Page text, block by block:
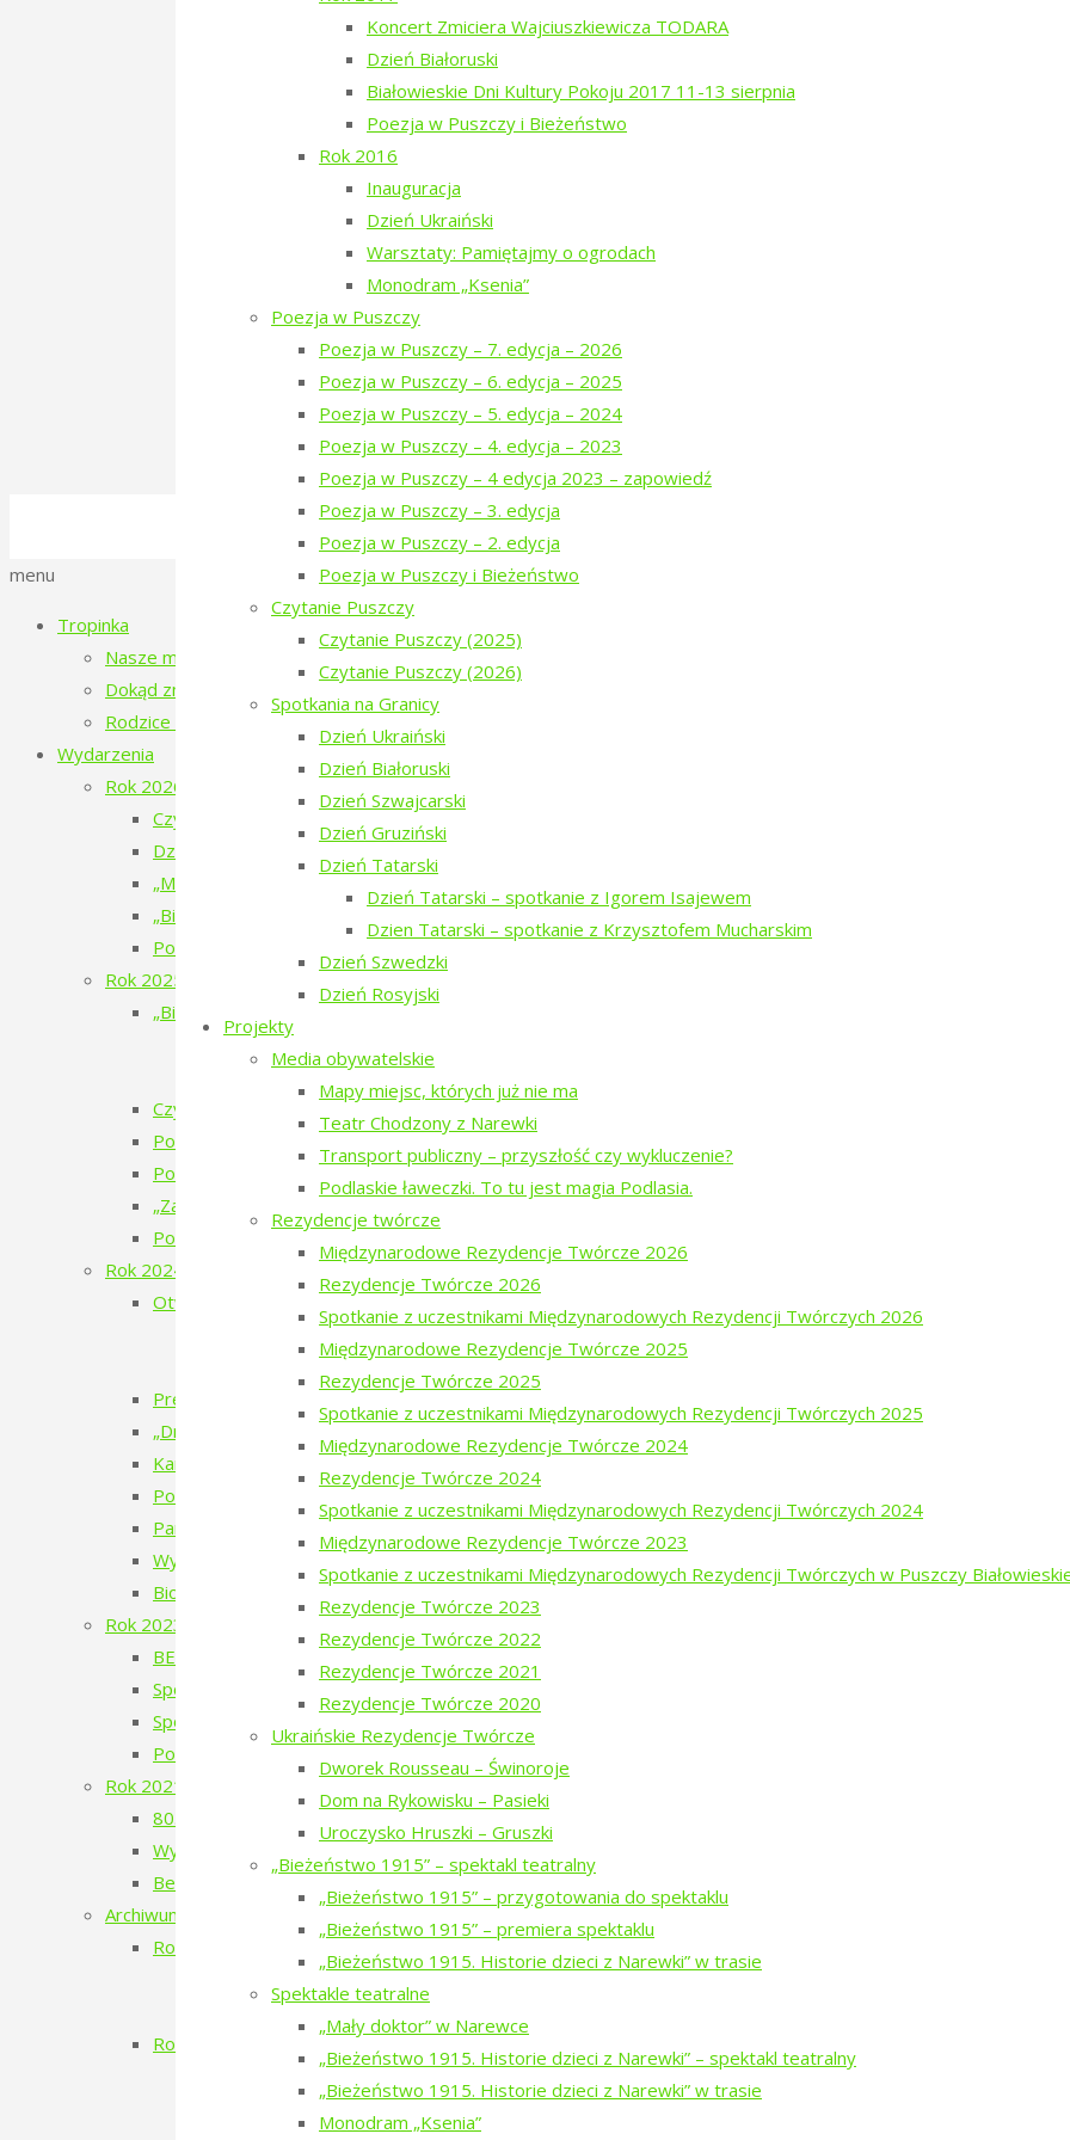
Koncert Zmiciera Wajciuszkiewicza TODARA
Dzień Białoruski
Białowieskie Dni Kultury Pokoju 2017 11-13 sierpnia
Poezja w Puszczy i Bieżeństwo
Rok 2016
Inauguracja
Dzień Ukraiński
Warsztaty: Pamiętajmy o ogrodach
Monodram „Ksenia”
Poezja w Puszczy
Poezja w Puszczy – 7. edycja – 2026
Poezja w Puszczy – 6. edycja – 2025
Poezja w Puszczy – 5. edycja – 2024
Poezja w Puszczy – 4. edycja – 2023
Poezja w Puszczy – 4 edycja 2023 – zapowiedź
Poezja w Puszczy – 3. edycja
Poezja w Puszczy – 2. edycja
Poezja w Puszczy i Bieżeństwo
Czytanie Puszczy
Czytanie Puszczy (2025)
Czytanie Puszczy (2026)
Spotkania na Granicy
Dzień Ukraiński
Dzień Białoruski
Dzień Szwajcarski
Dzień Gruziński
Dzień Tatarski
Dzień Tatarski – spotkanie z Igorem Isajewem
Dzien Tatarski – spotkanie z Krzysztofem Mucharskim
Dzień Szwedzki
Dzień Rosyjski
Projekty
Media obywatelskie
Mapy miejsc, których już nie ma
Teatr Chodzony z Narewki
Transport publiczny – przyszłość czy wykluczenie?
Podlaskie ławeczki. To tu jest magia Podlasia.
Rezydencje twórcze
Międzynarodowe Rezydencje Twórcze 2026
Rezydencje Twórcze 2026
Spotkanie z uczestnikami Międzynarodowych Rezydencji Twórczych 2026
Międzynarodowe Rezydencje Twórcze 2025
Rezydencje Twórcze 2025
Spotkanie z uczestnikami Międzynarodowych Rezydencji Twórczych 2025
Międzynarodowe Rezydencje Twórcze 2024
Rezydencje Twórcze 2024
Spotkanie z uczestnikami Międzynarodowych Rezydencji Twórczych 2024
Międzynarodowe Rezydencje Twórcze 2023
Spotkanie z uczestnikami Międzynarodowych Rezydencji Twórczych w Puszczy
Rezydencje Twórcze 2023
Rezydencje Twórcze 2022
Rezydencje Twórcze 2021
Rezydencje Twórcze 2020
Ukraińskie Rezydencje Twórcze
Dworek Rousseau – Świnoroje
Dom na Rykowisku – Pasieki
Uroczysko Hruszki – Gruszki
„Bieżeństwo 1915” – spektakl teatralny
„Bieżeństwo 1915” – przygotowania do spektaklu
„Bieżeństwo 1915” – premiera spektaklu
„Bieżeństwo 1915. Historie dzieci z Narewki” w trasie
Spektakle teatralne
„Mały doktor” w Narewce
„Bieżeństwo 1915. Historie dzieci z Narewki” ⁠–⁠ spektakl teatralny
„Bieżeństwo 1915. Historie dzieci z Narewki” w trasie
Monodram „Ksenia”
"Zbiórka
Puszczy
trwa!"
Zbieramy fundusze na wrześniową “Poezję w Puszczy”
Drogie Tropinkowiczki, drodzy Tropinkowicze, drodzy Przyjaciele Tropinki ruszamy z akcją
drugiej odsłony “Poezji w Puszczy” zaplanowanej na 15 września 2018 (LINK PONIŻEJ). Zachęcamy
projektu. Prosimy teź gorąco o rozpowszechniania informacji na temat naszej akcji
poza …
manfred 10. July 201810. July 2018
"Zbieramy
fundusze
na
wrześniową
“Poezję
w
Puszczy”"
©2016-2026 Stowarzyszenie na Rzecz Dialogu „Tropinka”
Polityka prywatności
menu
Tropinka
Nasze miejsce
Dokąd zmierzamy?
Rodzice tropinki
Wydarzenia
Rok 2026
Czytanie Puszczy – filmy o ludziach i Puszczy Białowieskiej (2026)
Dziesiąte urodziny Tropinki
„Mały doktor” w Narewce
„Bieżeństwo 1915. Historie dzieci z Narewki” w trasie
Poezja w Puszczy – 7. edycja – 2026
Rok 2025
„Bieżeństwo 1915” – spektakl teatralny
„Bieżeństwo 1915” – przygotowania do spektaklu
„Bieżeństwo 1915” – premiera spektaklu
Czytanie Puszczy – cykl filmów
Pokaz filmu „Bieżeńcy 1915-1922” i spacer z Teatrem Chodzonym
Poezja w Puszczy – 6. edycja – 2025
„Zatrzymać ulotne” – warsztaty pracy twórczej z pamięcią
Pokaz filmu „Doktor” Beaty Hyży-Czołpińskiej
Rok 2024
Otwarcie wystawy – Bieżeństwo 1915
Bieżeństwo – zapomniane uchodźstwo
Bezhenstvo – the exile / Бежанства
Premiera książki poetyckiej Julii Fiedorczuk „Glif”
„Drobny kruchy człowiek”
Kamienie musiały polecieć – spotkanie z Anetą Prymaką
Poezja w Puszczy – 5. edycja – 2024
Pan Les
Wystawa Faustyna Drużyckiego „Teren typu bagno.”
Biodróż
Rok 2023
BERJOZKELE – koncert Oli Bilińskiej – 2023
Spotkanie z Adamem Wajrakiem – 2023
Spotkanie z Julią Fiedorczuk – 2023
Poezja w Puszczy – 4. edycja – 2023
Rok 2021
80. Rocznica Zagłady Żydów Narewkowskich
Wystawa „Sąsiedzi, których już nie ma…”
Berjozkele – Dobranoc Narewko
Archiwum 2016-2020
Rok 2020
Aleja Odlatujących Ptaków
Dzień Rosyjski
Rok 2019
Filmowe Podlasie oraz koncert Postmana
Narewka czyta Olgę Tokarczuk